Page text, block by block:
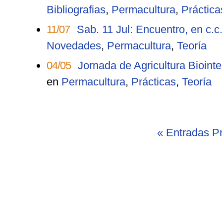
Bibliografias, Permacultura,
11/07 Sab. 11 Jul: Encuentro, en
Novedades, Permacultura, Teoría
04/05 Jornada de Agricultura
en Permacultura, Prácticas, Teoría
« Entradas